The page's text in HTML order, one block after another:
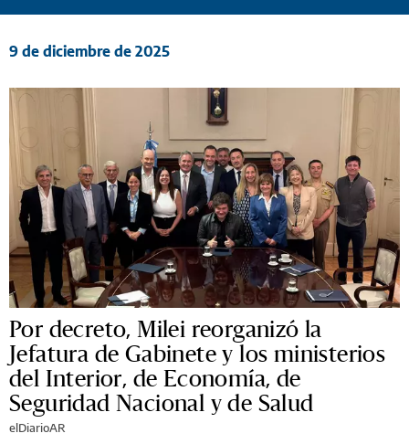
9 de diciembre de 2025
Por decreto, Milei reorganizó la
Jefatura de Gabinete y los ministerios
del Interior, de Economía, de
Seguridad Nacional y de Salud
elDiarioAR